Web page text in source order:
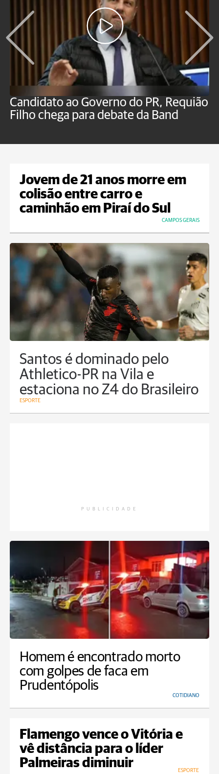
Candidato ao Governo do PR, Requião
Filho chega para debate da Band
Jovem de 21 anos morre em
colisão entre carro e
caminhão em Piraí do Sul
CAMPOS GERAIS
Santos é dominado pelo
Athletico-PR na Vila e
estaciona no Z4 do Brasileiro
ESPORTE
PUBLICIDADE
Homem é encontrado morto
com golpes de faca em
Prudentópolis
COTIDIANO
Flamengo vence o Vitória e
vê distância para o líder
Palmeiras diminuir
ESPORTE